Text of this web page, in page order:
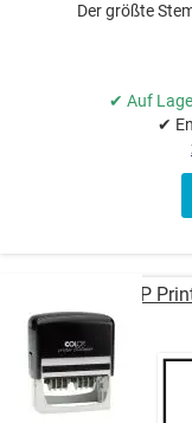
Der größte
✔ Auf
✔
COLOP